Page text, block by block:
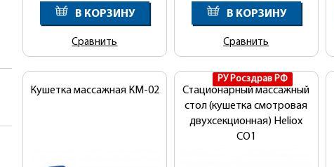
В КОРЗИНУ
Сравнить
В КОРЗИНУ
Сравнить
Кушетка массажная КМ-02
РУ Росздрав РФ
Стационарный массажный
стол (кушетка смотровая
двухсекционная) Heliox
CO1